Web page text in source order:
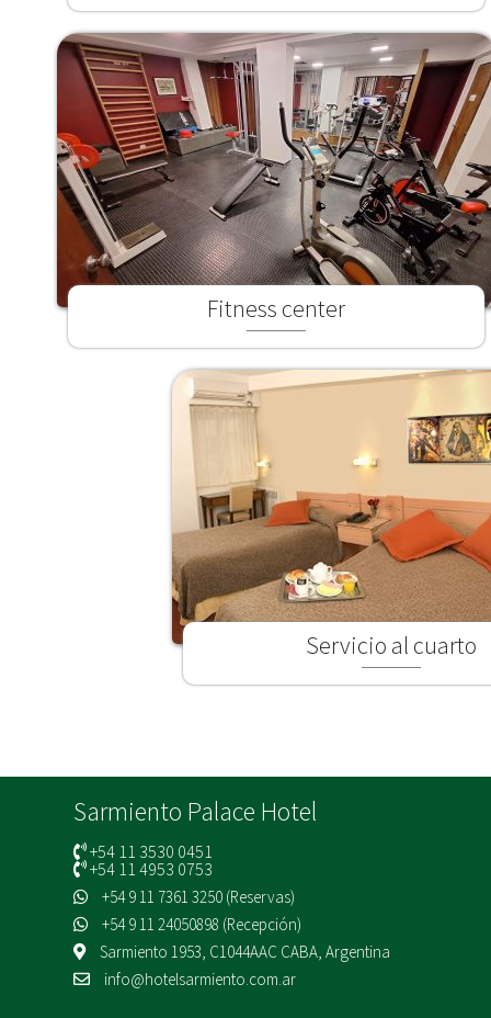
Fitness center
Servicio al cuarto
Sarmiento Palace Hotel
+54 11 3530 0451
+54 11 4953 0753
+54 9 11 7361 3250 (Reservas)
+54 9 11 24050898 (Recepción)
Sarmiento 1953, C1044AAC CABA, Argentina
info@hotelsarmiento.com.ar